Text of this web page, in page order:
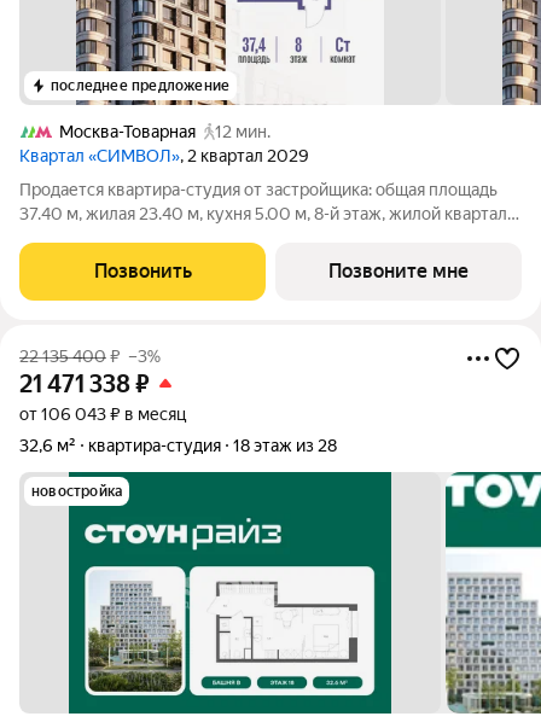
последнее предложение
Москва-Товарная
12 мин.
Квартал «СИМВОЛ», 2 квартал 2029
Продается квартира-студия от застройщика: общая площадь
37.40 м, жилая 23.40 м, кухня 5.00 м, 8-й этаж, жилой квартал
года. Позвоните сейчас и забронируйте квартиру! Квартал
бизнес-класса
Позвонить Позвоните мне
22 135 400₽ –3%
21 471 338₽
от 106 043 ₽ в месяц
32,6 м²
квартира-студия 18 этаж из 28
новостройка